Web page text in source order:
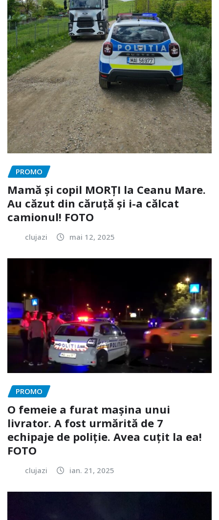
PROMO
Mamă și copil MORȚI la Ceanu Mare.
Au căzut din căruță și i-a călcat
camionul! FOTO
clujazi mai 12, 2025
PROMO
O femeie a furat mașina unui
livrator. A fost urmărită de 7
echipaje de poliție. Avea cuțit la ea!
FOTO
clujazi ian. 21, 2025